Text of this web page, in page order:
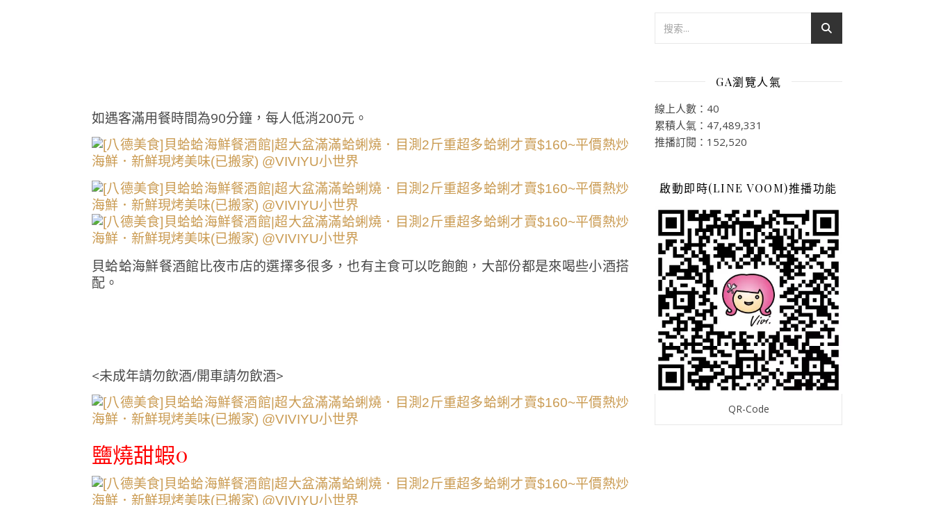
如遇客滿用餐時間為90分鐘，每人低消200元。
貝蛤蛤海鮮餐酒館比夜市店的選擇多很多，也有主食可以吃飽飽，大部份都是來喝些小酒搭
配。
<未成年請勿飲酒/開車請勿飲酒>
鹽燒甜蝦0
GA瀏覽人氣
線上人數：40
累積人氣：47,489,331
推播訂閱：152,520
啟動即時(LINE VOOM)推播功能
QR-Code